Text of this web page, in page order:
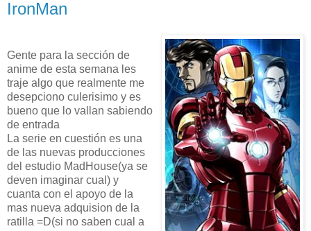
IronMan
Gente para la sección de
anime de esta semana les
traje algo que realmente me
desepciono culerisimo y es
bueno que lo vallan sabiendo
de entrada
La serie en cuestión es una
de las nuevas producciones
del estudio MadHouse(ya se
deven imaginar cual) y
cuanta con el apoyo de la
mas nueva adquision de la
ratilla =D(si no saben cual a